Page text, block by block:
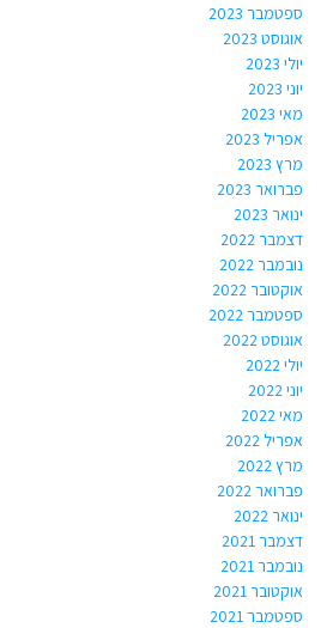
ספטמבר 2023
אוגוסט 2023
יולי 2023
יוני 2023
מאי 2023
אפריל 2023
מרץ 2023
פברואר 2023
ינואר 2023
דצמבר 2022
נובמבר 2022
אוקטובר 2022
ספטמבר 2022
אוגוסט 2022
יולי 2022
יוני 2022
מאי 2022
אפריל 2022
מרץ 2022
פברואר 2022
ינואר 2022
דצמבר 2021
נובמבר 2021
אוקטובר 2021
ספטמבר 2021